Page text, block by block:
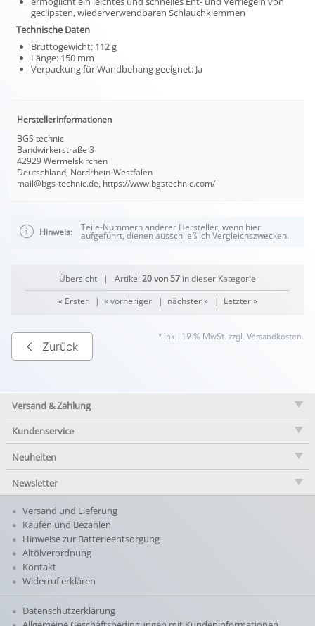
geclipsten, wiederverwendbaren Schlauchklemmen
Technische Daten
Bruttogewicht: 112 g
Länge: 150 mm
Verpackung für Wandbehang geeignet: Ja
Herstellerinformationen
BGS technic
Bandwirkerstraße 3
42929 Wermelskirchen
Deutschland, Nordrhein-Westfalen
mail@bgs-technic.de, https://www.bgstechnic.com/
Hinweis: Teile-Nummern anderer Hersteller, wenn hier
aufgeführt, dienen ausschließlich Vergleichszwecken.
Übersicht | Artikel 20 von 57 in dieser Kategorie
« Erster| « vorheriger| nächster »| Letzter »
Zurück
* inkl. 19 % MwSt. zzgl. Versandkosten.
Versand & Zahlung
Kundenservice
Neuheiten
Newsletter
Versand und Lieferung
Kaufen und Bezahlen
Hinweise zur Batterieentsorgung
Altölverordnung
Kontakt
Widerruf erklären
Datenschutzerklärung